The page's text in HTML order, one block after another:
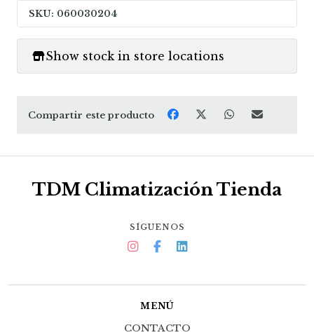
SKU: 060030204
Show stock in store locations
Compartir este producto
TDM Climatización Tienda
SÍGUENOS
MENÚ
CONTACTO